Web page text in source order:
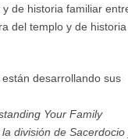
de historia familiar
del templo y de historia
desarrollando sus
Your Family
división de Sacerdocio